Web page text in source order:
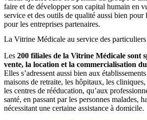
faire et de développer son capital humain en
service et des outils de qualité aussi bien pour
pour les entreprises partenaires.
La Vitrine Médicale au service des
Les 200 filiales de la Vitrine Médicale sont
vente, la location et la commercialisation
Elles s’adressent aussi bien aux
maisons de retraite, les hôpitaux, les
les centres de rééducation, qu’aux
santé, en passant par les personnes malades,
nécessitant une certaine assistance à domicile.